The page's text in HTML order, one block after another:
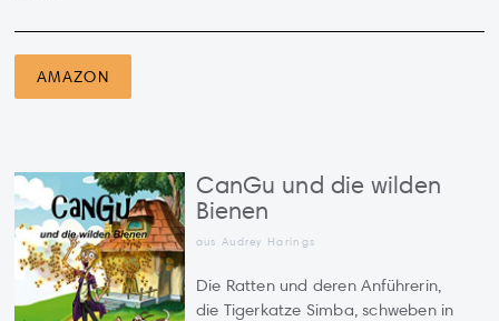
AMAZON
CanGu und die wilden
Bienen
aus Audrey Harings
Die Ratten und deren Anführerin,
die Tigerkatze Simba, schweben in